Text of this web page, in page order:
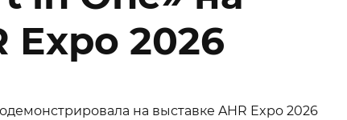
Expo 2026
на выставке AHR Expo 2026